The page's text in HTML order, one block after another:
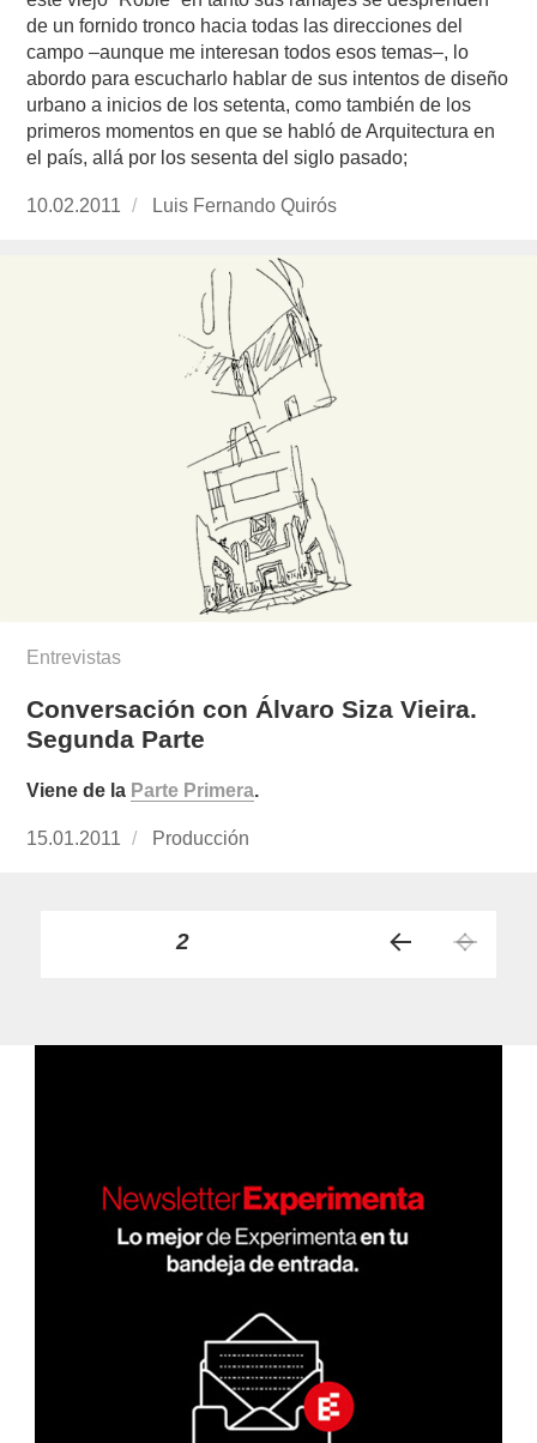
de un fornido tronco hacia todas las direcciones del
campo –aunque me interesan todos esos temas–, lo
abordo para escucharlo hablar de sus intentos de diseño
urbano a inicios de los setenta, como también de los
primeros momentos en que se habló de Arquitectura en
el país, allá por los sesenta del siglo pasado;
Publicado
10.02.2011
https://www.experimenta.es/author/luis-
Luis Fernando Quirós
Entrevistas
Conversación con Álvaro Siza Vieira.
Segunda Parte
Viene de la Parte Primera.
Publicado
15.01.2011 https://www.experimenta.es/author/
Producción
Paginación
entradas
PÁGINA2